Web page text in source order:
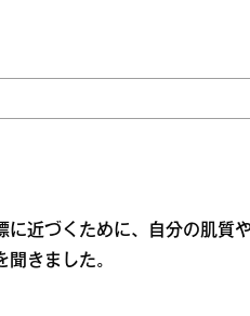
近づくために、自分の肌質
きました。